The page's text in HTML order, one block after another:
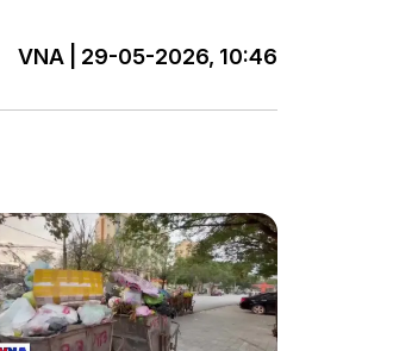
VNA | 29-05-2026, 10:46